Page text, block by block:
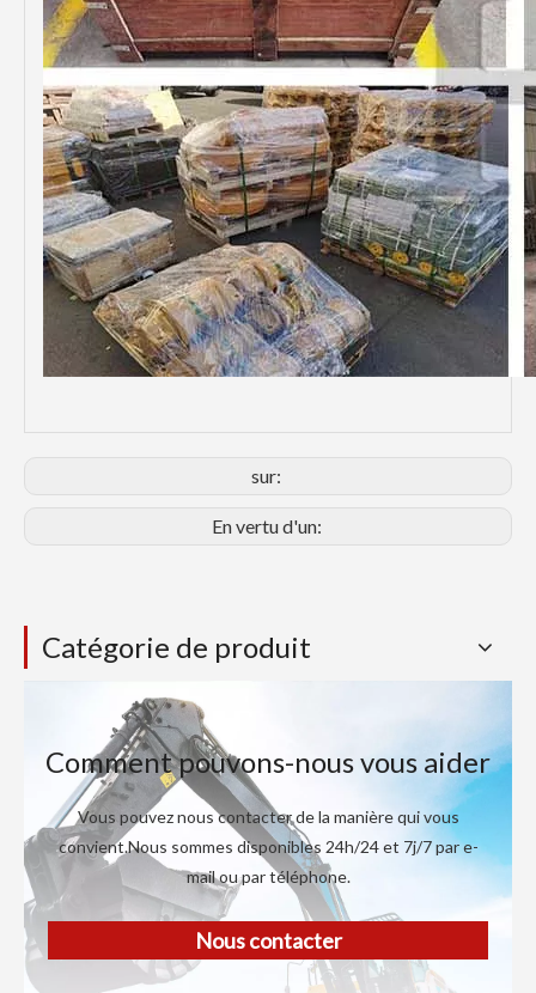
sur:
En vertu d'un:
Catégorie de produit
Comment pouvons-nous vous aider
Vous pouvez nous contacter de la manière qui vous
convient.Nous sommes disponibles 24h/24 et 7j/7 par e-
mail ou par téléphone.
Nous contacter